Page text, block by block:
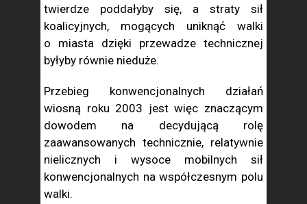
twierdze poddałyby się, a straty sił
koalicyjnych, mogących uniknąć walki
o miasta dzięki przewadze technicznej
byłyby równie nieduże.
Przebieg konwencjonalnych działań
wiosną roku 2003 jest więc znaczącym
dowodem na decydującą rolę
zaawansowanych technicznie, relatywnie
nielicznych i wysoce mobilnych sił
konwencjonalnych na współczesnym polu
walki.